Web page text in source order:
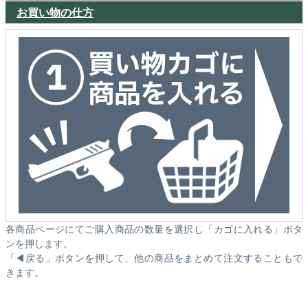
お買い物の仕方
各商品ページにてご購入商品の数量を選択し「カゴに入れる」ボタ
ンを押します。
「◀戻る」ボタンを押して、他の商品をまとめて注文することもで
きます。